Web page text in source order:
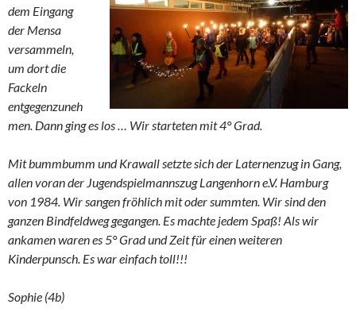
dem Eingang
der Mensa
versammeln,
um dort die
Fackeln
entgegenzuneh
men. Dann ging es los … Wir starteten mit 4° Grad.
Mit bummbumm und Krawall setzte sich der Laternenzug in Gang,
allen voran der Jugendspielmannszug Langenhorn e.V. Hamburg
von 1984. Wir sangen fröhlich mit oder summten. Wir sind den
ganzen Bindfeldweg gegangen. Es machte jedem Spaß! Als wir
ankamen waren es 5° Grad und Zeit für einen weiteren
Kinderpunsch. Es war einfach toll!!!
Sophie (4b)